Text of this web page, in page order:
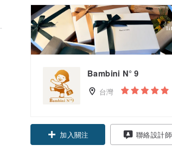
Bambini N° 9
台灣
加入關注 聯絡設計師